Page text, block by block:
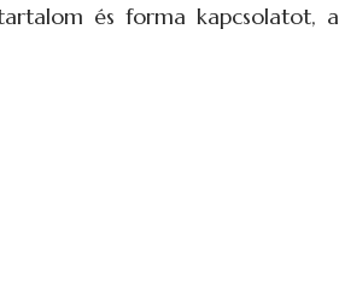
és forma kapcsolatot, a